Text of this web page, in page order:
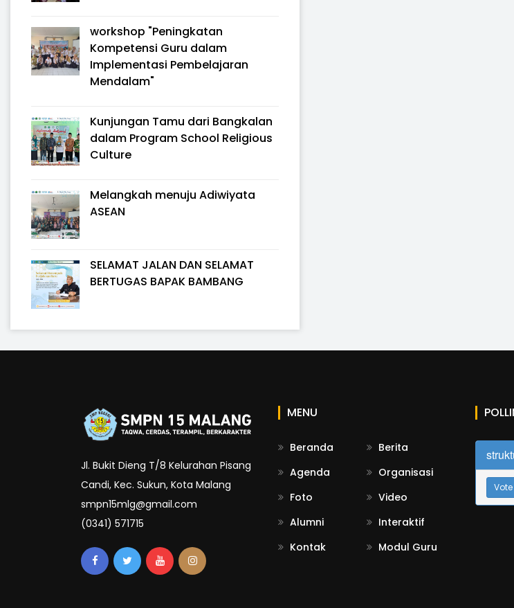
workshop "Peningkatan
Kompetensi Guru dalam
Implementasi Pembelajaran
Mendalam"
Kunjungan Tamu dari Bangkalan
dalam Program School Religious
Culture
Melangkah menuju Adiwiyata
ASEAN
SELAMAT JALAN DAN SELAMAT
BERTUGAS BAPAK BAMBANG
Jl. Bukit Dieng T/8 Kelurahan Pisang
Candi, Kec. Sukun, Kota Malang
smpn15mlg@gmail.com
(0341) 571715
MENU
Beranda
Berita
Agenda
Organisasi
Foto
Video
Alumni
Interaktif
Kontak
Modul Guru
Vote